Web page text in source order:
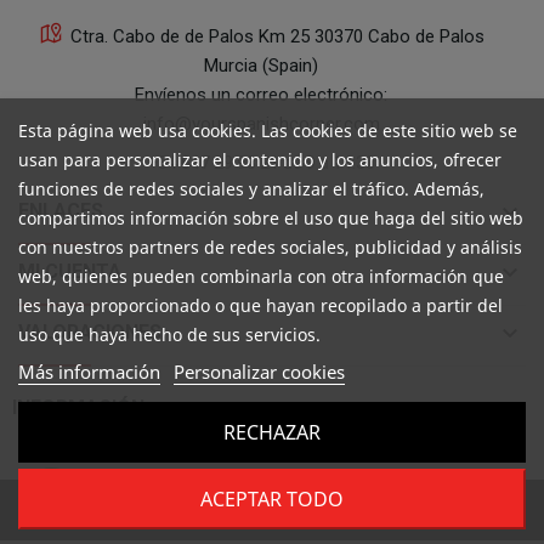
Ctra. Cabo de de Palos Km 25 30370 Cabo de Palos
Murcia (Spain)
Envíenos un correo electrónico:
info@yourspanishcorner.com
+34 647 29 98 21 de 9 a 14:30
ENLACES keyboard_arrow_down
MI CUENTA keyboard_arrow_down
VALORACIONES
INFORMACIÓN 
Esta página web usa cookies. Las cookies de este sitio web se
usan para personalizar el contenido y los anuncios, ofrecer
funciones de redes sociales y analizar el tráfico. Además,
compartimos información sobre el uso que haga del sitio web
con nuestros partners de redes sociales, publicidad y análisis
web, quienes pueden combinarla con otra información que
les haya proporcionado o que hayan recopilado a partir del
uso que haya hecho de sus servicios.
Más información Personalizar cookies
RECHAZAR
ACEPTAR TODO
Your Spanish Corner. Todos los derechos reservados